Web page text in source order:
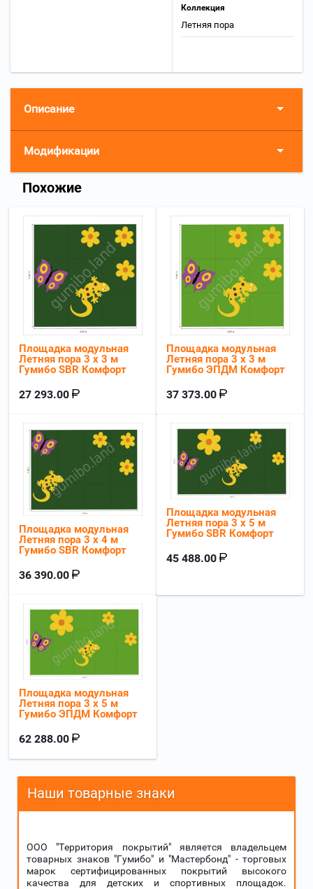
Коллекция
Летняя пора
Описание
Модификации
Похожие
Площадка модульная
Летняя пора 3 х 3 м
Гумибо SBR Комфорт
27 293.00
Площадка модульная
Летняя пора 3 х 3 м
Гумибо ЭПДМ Комфорт
37 373.00
Площадка модульная
Летняя пора 3 х 4 м
Гумибо SBR Комфорт
36 390.00
Площадка модульная
Летняя пора 3 х 5 м
Гумибо SBR Комфорт
45 488.00
Площадка модульная
Летняя пора 3 х 5 м
Гумибо ЭПДМ Комфорт
62 288.00
Наши товарные знаки
ООО "Территория покрытий" является владельцем
товарных знаков "Гумибо" и "Мастербонд" - торговых
марок сертифицированных покрытий высокого
качества для детских и спортивных площадок.